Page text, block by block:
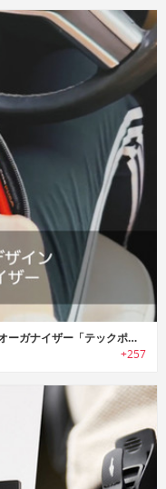
Tech Pouch｜モダンミニマルデザインTechオーガナイザー「テックポーチ」
+257